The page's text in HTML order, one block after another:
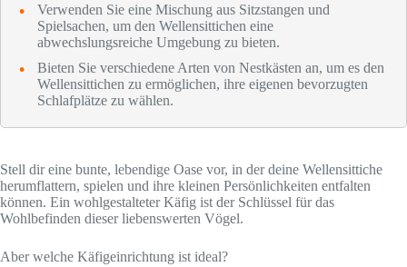
Verwenden Sie eine Mischung aus Sitzstangen und
Spielsachen, um den Wellensittichen eine
abwechslungsreiche Umgebung zu bieten.
Bieten Sie verschiedene Arten von Nestkästen an, um es den
Wellensittichen zu ermöglichen, ihre eigenen bevorzugten
Schlafplätze zu wählen.
Stell dir eine bunte, lebendige Oase vor, in der deine Wellensittiche
herumflattern, spielen und ihre kleinen Persönlichkeiten entfalten
können. Ein wohlgestalteter Käfig ist der Schlüssel für das
Wohlbefinden dieser liebenswerten Vögel.
Aber welche Käfigeinrichtung ist ideal?